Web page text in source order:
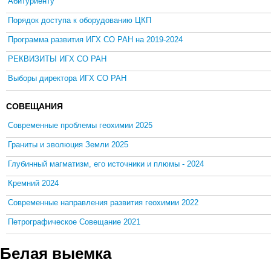
Порядок доступа к оборудованию ЦКП
Программа развития ИГХ СО РАН на 2019-2024
РЕКВИЗИТЫ ИГХ СО РАН
Выборы директора ИГХ СО РАН
СОВЕЩАНИЯ
Современные проблемы геохимии 2025
Граниты и эволюция Земли 2025
Глубинный магматизм, его источники и плюмы - 2024
Кремний 2024
Современные направления развития геохимии 2022
Петрографическое Совещание 2021
Белая выемка